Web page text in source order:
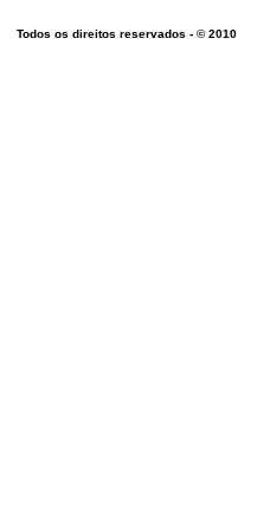
Todos os direitos reservados - © 2010